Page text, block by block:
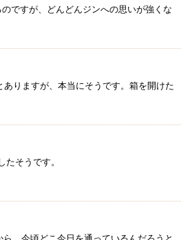
ですが、どんどんジンへの思いが強くな
りますが、本当にそうです。箱を開けた
そうです。